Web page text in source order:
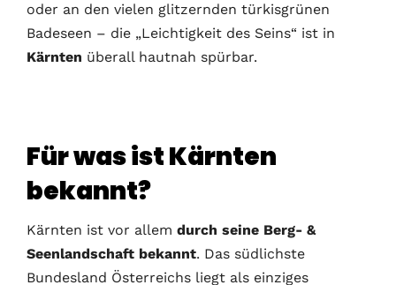
oder an den vielen glitzernden türkisgrünen
Badeseen – die „Leichtigkeit des Seins“ ist in
Kärnten überall hautnah spürbar.
Für was ist Kärnten
bekannt?
Kärnten ist vor allem durch seine Berg- &
Seenlandschaft bekannt. Das südlichste
Bundesland Österreichs liegt als einziges